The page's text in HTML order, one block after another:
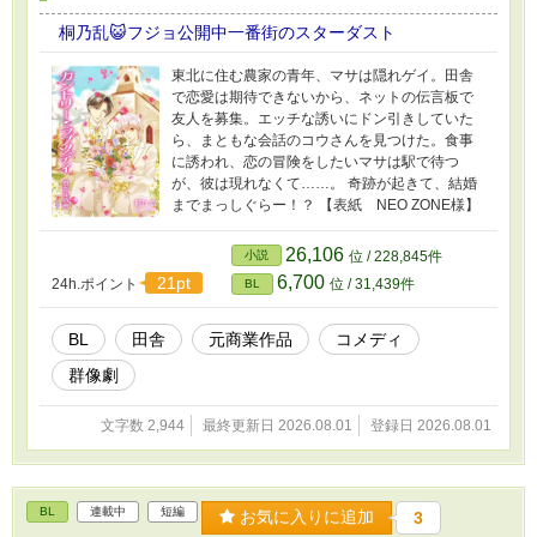
桐乃乱😺フジョ公開中一番街のスターダスト
東北に住む農家の青年、マサは隠れゲイ。田舎
で恋愛は期待できないから、ネットの伝言板で
友人を募集。エッチな誘いにドン引きしていた
ら、まともな会話のコウさんを見つけた。食事
に誘われ、恋の冒険をしたいマサは駅で待つ
が、彼は現れなくて……。 奇跡が起きて、結婚
までまっしぐらー！？ 【表紙 NEO ZONE様】
24h.ポイント 21pt
小説 26,106 位 / 228,845件
BL 6,700 位 / 31,439件
BL 田舎 元商業作品
コメディ
群像劇
文字数 2,944 最終更新日 2026.08.01 登録日 2026.08.01
BL 連載中 短編 お気に入りに追加 3